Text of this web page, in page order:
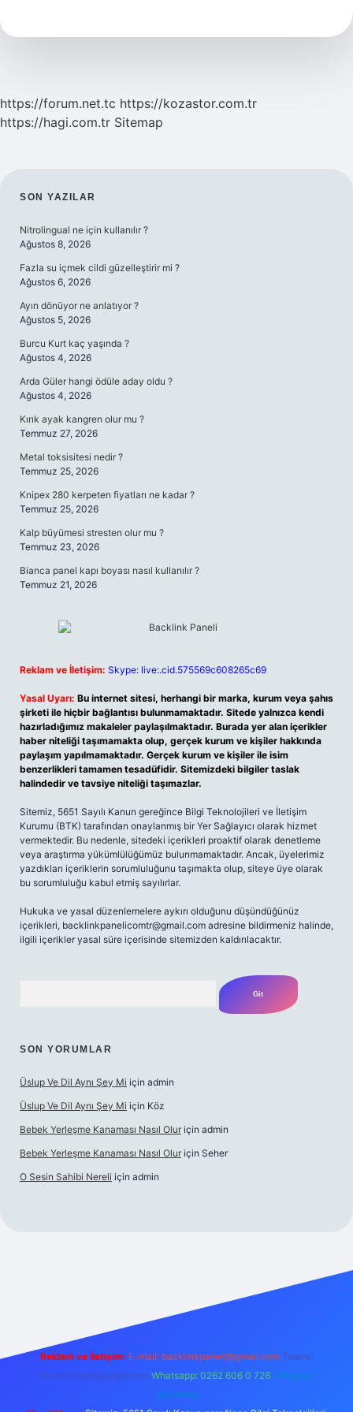
Kim
https://forum.net.tc https://kozastor.com.tr
https://hagi.com.tr Sitemap
SIDEBAR
SON YAZILAR
Nitrolingual ne için kullanılır ?
Ağustos 8, 2026
Fazla su içmek cildi güzelleştirir mi ?
Ağustos 6, 2026
Ayın dönüyor ne anlatıyor ?
Ağustos 5, 2026
Burcu Kurt kaç yaşında ?
Ağustos 4, 2026
Arda Güler hangi ödüle aday oldu ?
Ağustos 4, 2026
Kırık ayak kangren olur mu ?
Temmuz 27, 2026
Metal toksisitesi nedir ?
Temmuz 25, 2026
Knipex 280 kerpeten fiyatları ne kadar ?
Temmuz 25, 2026
Kalp büyümesi stresten olur mu ?
Temmuz 23, 2026
Bianca panel kapı boyası nasıl kullanılır ?
Temmuz 21, 2026
Reklam ve İletişim: Skype: live:.cid.575569c608265c69
Yasal Uyarı: Bu internet sitesi, herhangi bir marka, kurum veya şahıs
şirketi ile hiçbir bağlantısı bulunmamaktadır. Sitede yalnızca kendi
hazırladığımız makaleler paylaşılmaktadır. Burada yer alan içerikler
haber niteliği taşımamakta olup, gerçek kurum ve kişiler hakkında
paylaşım yapılmamaktadır. Gerçek kurum ve kişiler ile isim
benzerlikleri tamamen tesadüfidir. Sitemizdeki bilgiler taslak
halindedir ve tavsiye niteliği taşımazlar.
Sitemiz, 5651 Sayılı Kanun gereğince Bilgi Teknolojileri ve İletişim
Kurumu (BTK) tarafından onaylanmış bir Yer Sağlayıcı olarak hizmet
vermektedir. Bu nedenle, sitedeki içerikleri proaktif olarak denetleme
veya araştırma yükümlülüğümüz bulunmamaktadır. Ancak, üyelerimiz
yazdıkları içeriklerin sorumluluğunu taşımakta olup, siteye üye olarak
bu sorumluluğu kabul etmiş sayılırlar.
Hukuka ve yasal düzenlemelere aykırı olduğunu düşündüğünüz
içerikleri, backlinkpanelicomtr@gmail.com adresine bildirmeniz halinde,
ilgili içerikler yasal süre içerisinde sitemizden kaldırılacaktır.
SON YORUMLAR
Üslup Ve Dil Aynı Şey Mi için admin
Üslup Ve Dil Aynı Şey Mi için Köz
Bebek Yerleşme Kanaması Nasıl Olur için admin
Bebek Yerleşme Kanaması Nasıl Olur için Seher
O Sesin Sahibi Nereli için admin
Reklam ve İletişim: E-mail: backlinkpaneli@gmail.com Teams:
forumhizmeti@gmail.com Whatsapp: 0262 606 0 726 Telegram:
@karabul